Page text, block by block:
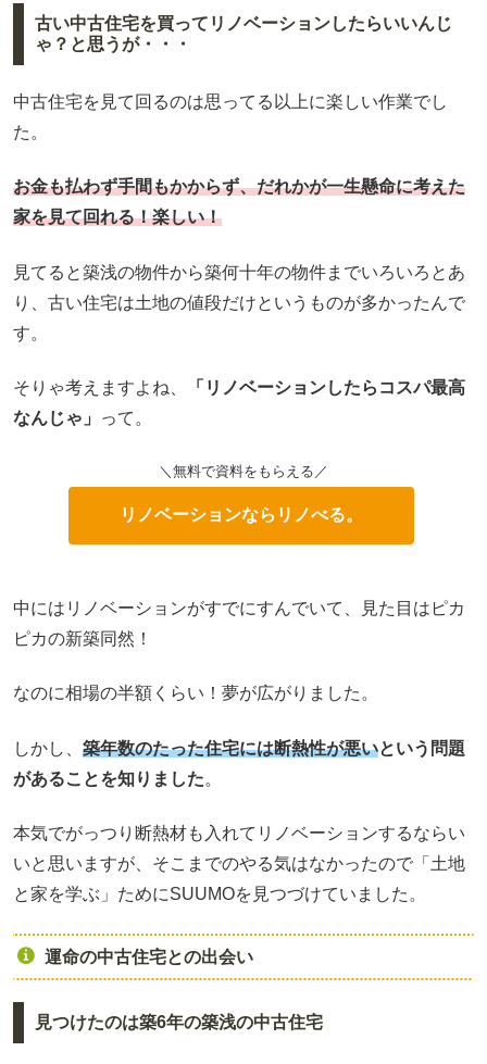
古い中古住宅を買ってリノベーションしたらいいんじ
ゃ？と思うが・・・
中古住宅を見て回るのは思ってる以上に楽しい作業でし
た。
お金も払わず手間もかからず、だれかが一生懸命に考えた
家を見て回れる！楽しい！
見てると築浅の物件から築何十年の物件までいろいろとあ
り、古い住宅は土地の値段だけというものが多かったんで
す。
そりゃ考えますよね、
「リノベーションしたらコスパ最高
なんじゃ」
って。
＼無料で資料をもらえる／
リノベーションならリノべる。
中にはリノベーションがすでにすんでいて、見た目はピカ
ピカの新築同然！
なのに相場の半額くらい！夢が広がりました。
しかし、 築年数のたった住宅には断熱性が悪いという問題
があることを知りました。
本気でがっつり断熱材も入れてリノベーションするならい
いと思いますが、そこまでのやる気はなかったので「土地
と家を学ぶ」ためにSUUMOを見つづけていました。
運命の中古住宅との出会い
見つけたのは築6年の築浅の中古住宅